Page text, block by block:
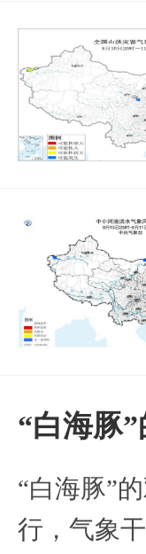
​“白海豚
​“白海豚”
行，气象